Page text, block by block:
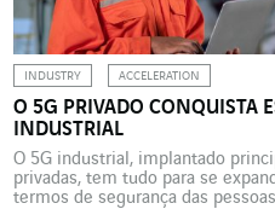
INDUSTRY ACCELERATION
O 5G PRIVADO CONQUISTA
INDUSTRIAL
O 5G industrial, implantado
privadas, tem tudo para se
termos de segurança das